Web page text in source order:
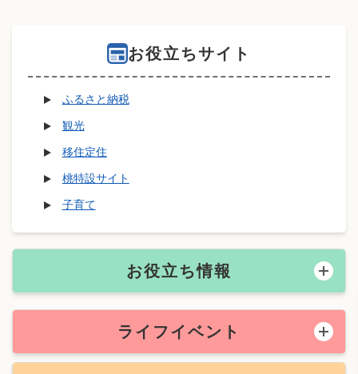
お役立ちサイト
ふるさと納税
観光
移住定住
桃特設サイト
子育て
お役立ち情報
ライフイベント